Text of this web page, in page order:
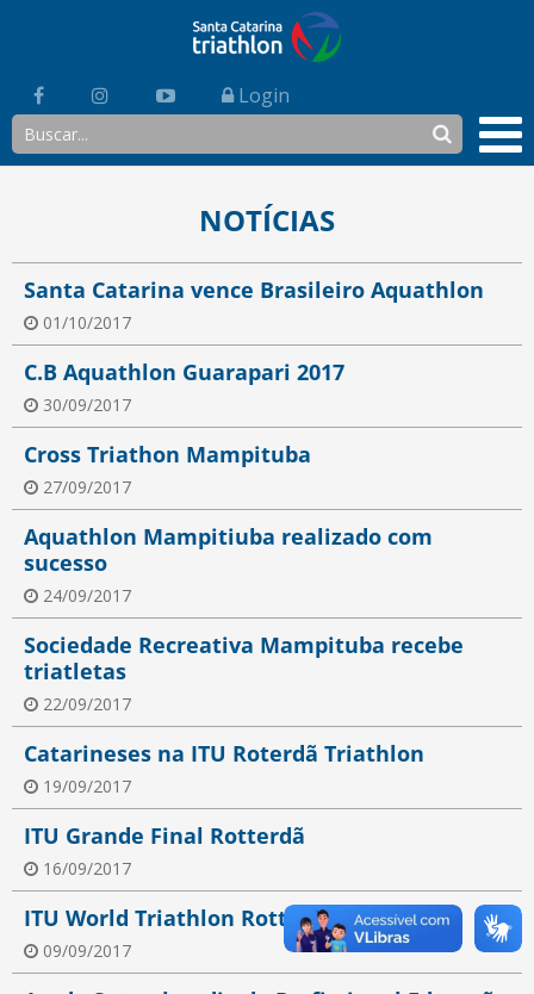
Login
NOTÍCIAS
Santa Catarina vence Brasileiro Aquathlon
01/10/2017
C.B Aquathlon Guarapari 2017
30/09/2017
Cross Triathon Mampituba
27/09/2017
Aquathlon Mampitiuba realizado com
sucesso
24/09/2017
Sociedade Recreativa Mampituba recebe
triatletas
22/09/2017
Catarineses na ITU Roterdã Triathlon
19/09/2017
ITU Grande Final Rotterdã
16/09/2017
ITU World Triathlon Rotterdam
09/09/2017